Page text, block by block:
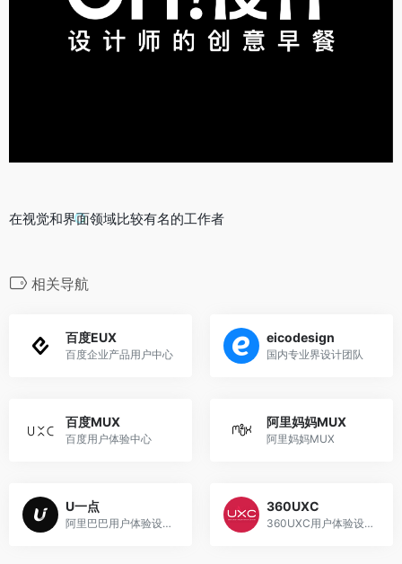
在视觉和界面领域比较有名的工作者
相关导航
百度EUX
百度企业产品用户中心
eicodesign
国内专业界设计团队
百度MUX
百度用户体验中心
阿里妈妈MUX
阿里妈妈MUX
U一点
阿里巴巴用户体验设计博客
360UXC
360UXC用户体验设计中心